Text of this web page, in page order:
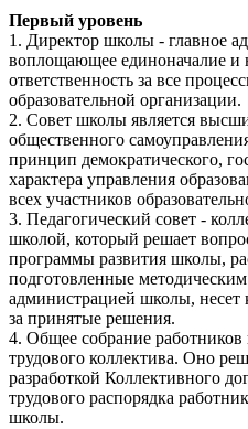
Первый уровень
1. Директор школы - главное
воплощающее единоначалие и
ответственность за все
образовательной организации.
2. Совет школы является
общественного
принцип демократического,
характера управления
всех участников
3. Педагогический совет -
школой, который решает
программы развития школы,
подготовленные
администрацией школы, несет
за принятые решения.
4. Общее собрание
трудового коллектива. Оно
разработкой Коллективного
трудового распорядка
школы.